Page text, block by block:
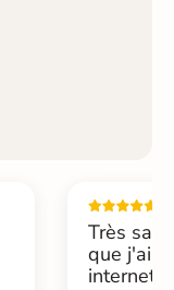
Très
que j'ai
internet....